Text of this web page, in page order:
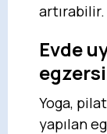
artırabilir.
Evde
Yoga,
yapılan